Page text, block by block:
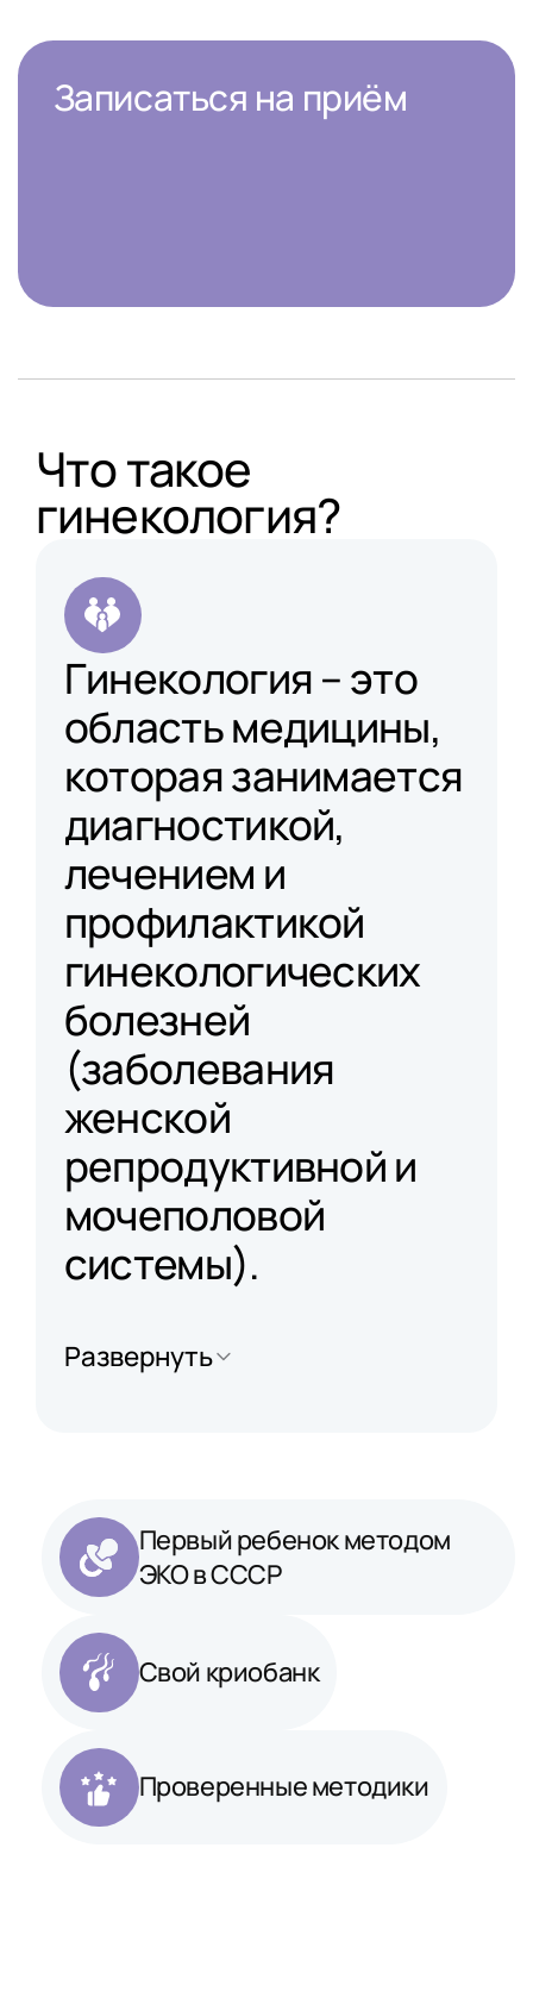
Записаться на приём
Что такое
гинекология?
Гинекология – это
область медицины,
которая занимается
диагностикой,
лечением и
профилактикой
гинекологических
болезней
(заболевания
женской
репродуктивной и
мочеполовой
системы).
Развернуть
Первый ребенок методом
ЭКО в СССР
Свой криобанк
Проверенные методики